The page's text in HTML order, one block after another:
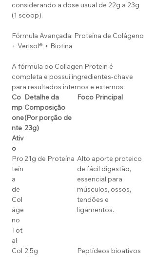
considerando a dose usual de 22g a 23g
(1 scoop).
Fórmula Avançada: Proteína de Colágeno
+ Verisol® + Biotina
A fórmula do Collagen Protein é
completa e possui ingredientes-chave
para resultados internos e externos:
Co
mp
one
nte
Ativ
o
Detalhe da
Composição
(Por porção de
23g)
Foco Principal
Pro
teín
a
de
Col
áge
no
Tot
al
21g de Proteína Alto aporte proteico
de fácil digestão,
essencial para
músculos, ossos,
tendões e
ligamentos.
Col 2,5g
Peptídeos bioativos